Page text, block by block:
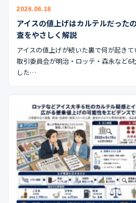
2026.06.18
アイスの値上げはカルテルだった
査をやさしく解説
アイスの値上げが続いた裏で何が起き
取引委員会が明治・ロッテ・森永など6
した…